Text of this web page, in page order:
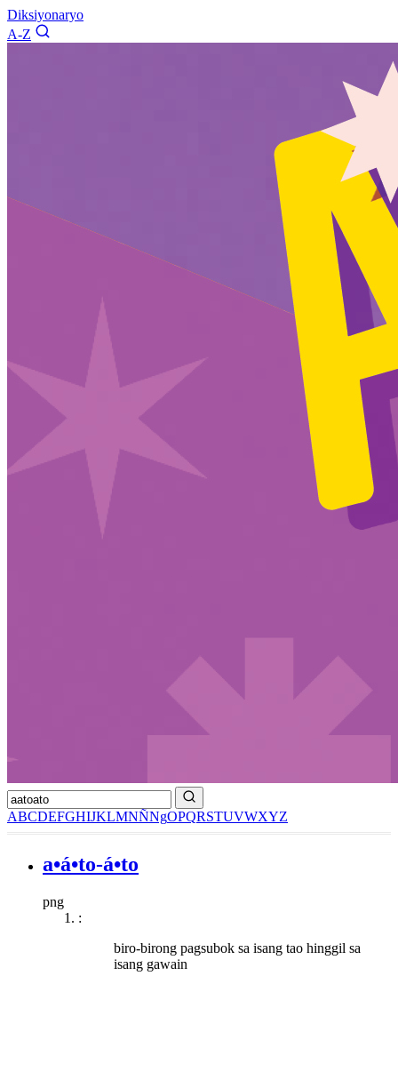
Diksiyonaryo
A-Z
ABCDEFGHIJKLMNÑNgOPQRSTUVWXYZ
a•á•to-á•to
png
:
biro-birong pagsubok sa isang tao hinggil sa
isang gawain